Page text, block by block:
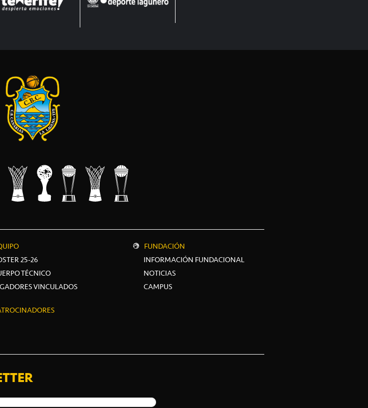
25-26
TÉCNICO
VINCULADOS
FUNDACIÓN
INFORMACIÓN FUNDACIONAL
NOTICIAS
CAMPUS